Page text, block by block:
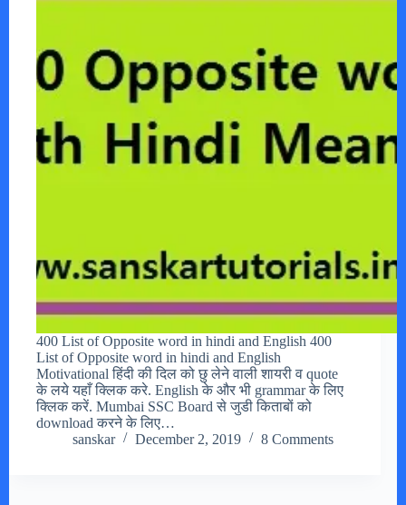
400 List of Opposite word in hindi and English 400
List of Opposite word in hindi and English
Motivational हिंदी की दिल को छु लेने वाली शायरी व quote
के लये यहाँ क्लिक करे. English के और भी grammar के लिए
क्लिक करें. Mumbai SSC Board से जुडी किताबों को
download करने के लिए…
sanskar
December 2, 2019 8 Comments